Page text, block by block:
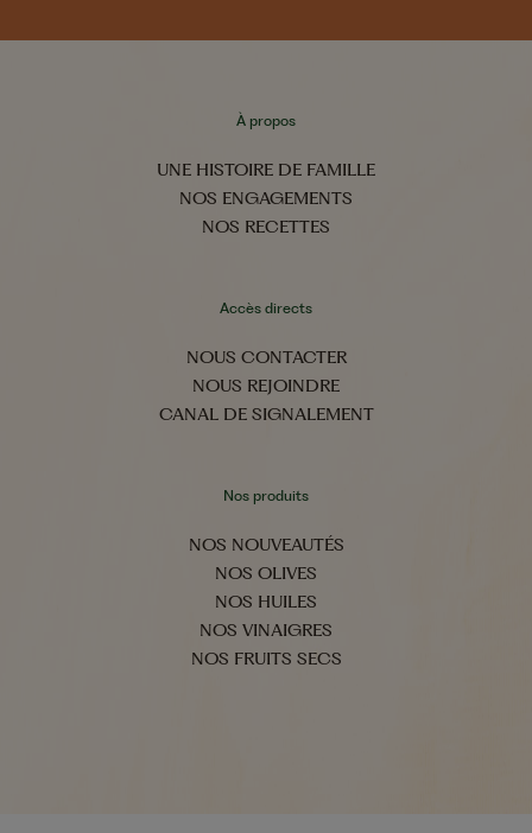
À propos
UNE HISTOIRE DE FAMILLE
NOS ENGAGEMENTS
NOS RECETTES
Accès directs
NOUS CONTACTER
NOUS REJOINDRE
CANAL DE SIGNALEMENT
Nos produits
NOS NOUVEAUTÉS
NOS OLIVES
NOS HUILES
NOS VINAIGRES
NOS FRUITS SECS